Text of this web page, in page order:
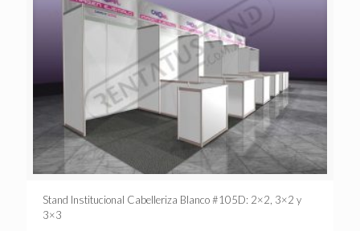
Stand Institucional Cabelleriza Blanco #105D: 2×2, 3×2 y
3×3